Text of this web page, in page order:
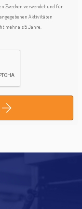
Zwecken verwendet und für
Aktivitäten
mehr als 5 Jahre.